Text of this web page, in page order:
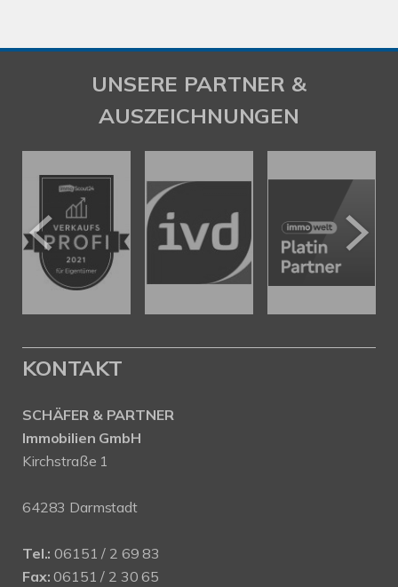
UNSERE PARTNER &
AUSZEICHNUNGEN
KONTAKT
SCHÄFER & PARTNER
Immobilien GmbH
Kirchstraße 1
64283 Darmstadt
Tel.: 06151 / 2 69 83
Fax: 06151 / 2 30 65